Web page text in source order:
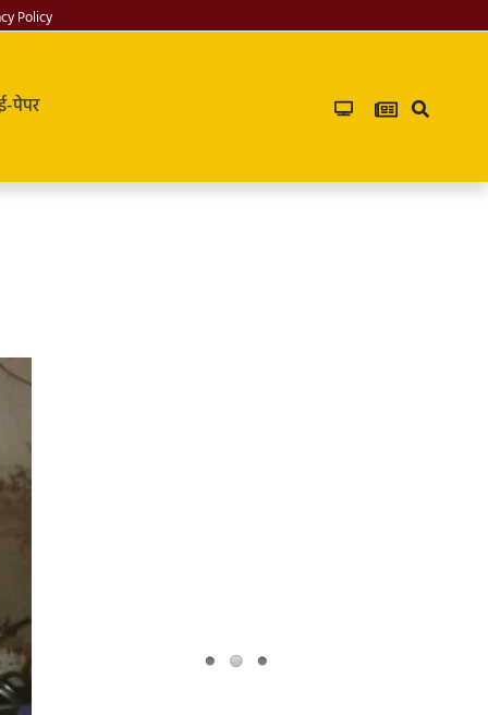
Policy
पेपर